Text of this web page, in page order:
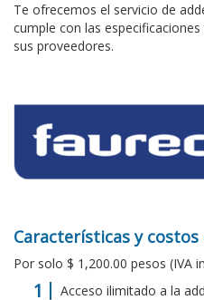
Te ofrecemos el servicio de
cumple con las
sus proveedores.
Características y
Por solo $ 1,200.00 pesos (IVA
Acceso ilimitado a la